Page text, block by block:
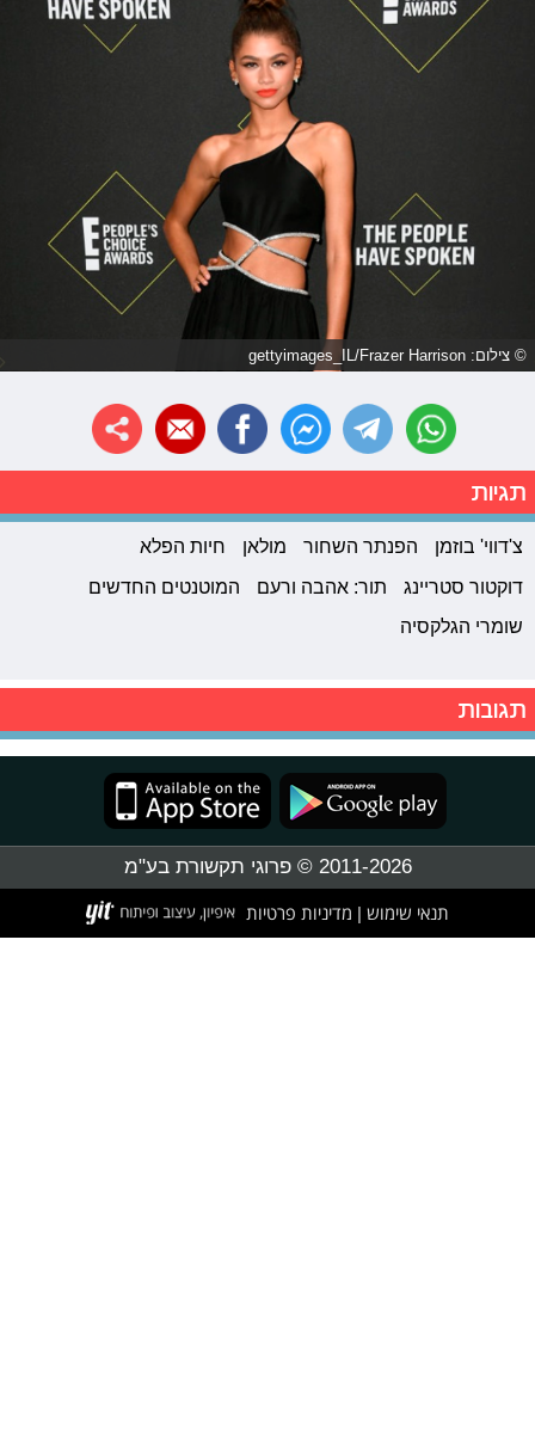
© צילום: gettyimages_IL/Frazer Harrison
תגיות
צ'דווי' בוזמן הפנתר השחור מולאן
חיות הפלא
דוקטור סטריינג
תור: אהבה ורעם
המוטנטים החדשים
שומרי הגלקסיה
תגובות
2011-2026 © פרוגי תקשורת בע"מ
תנאי שימוש מדיניות פרטיות